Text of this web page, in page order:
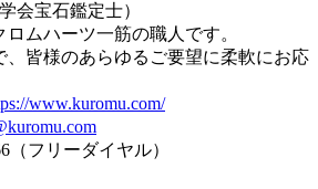
会宝石鑑定士）
ムハーツ一筋の職人です。
、皆様のあらゆるご要望に柔軟にお応
www.kuromu.com/
（フリーダイヤル）